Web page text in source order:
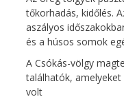
tőkorhadás, kidőlés.
aszályos
és a húsos somok
A Csókás-völgy
találhatók,
volt